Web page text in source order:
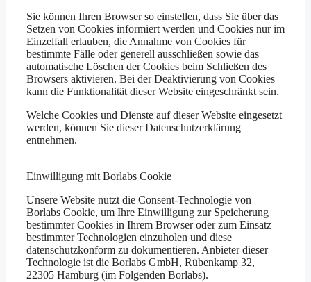
Sie können Ihren Browser so einstellen, dass Sie über das
Setzen von Cookies informiert werden und Cookies nur im
Einzelfall erlauben, die Annahme von Cookies für
bestimmte Fälle oder generell ausschließen sowie das
automatische Löschen der Cookies beim Schließen des
Browsers aktivieren. Bei der Deaktivierung von Cookies
kann die Funktionalität dieser Website eingeschränkt sein.
Welche Cookies und Dienste auf dieser Website eingesetzt
werden, können Sie dieser Datenschutzerklärung
entnehmen.
Einwilligung mit Borlabs Cookie
Unsere Website nutzt die Consent-Technologie von
Borlabs Cookie, um Ihre Einwilligung zur Speicherung
bestimmter Cookies in Ihrem Browser oder zum Einsatz
bestimmter Technologien einzuholen und diese
datenschutzkonform zu dokumentieren. Anbieter dieser
Technologie ist die Borlabs GmbH, Rübenkamp 32,
22305 Hamburg (im Folgenden Borlabs).